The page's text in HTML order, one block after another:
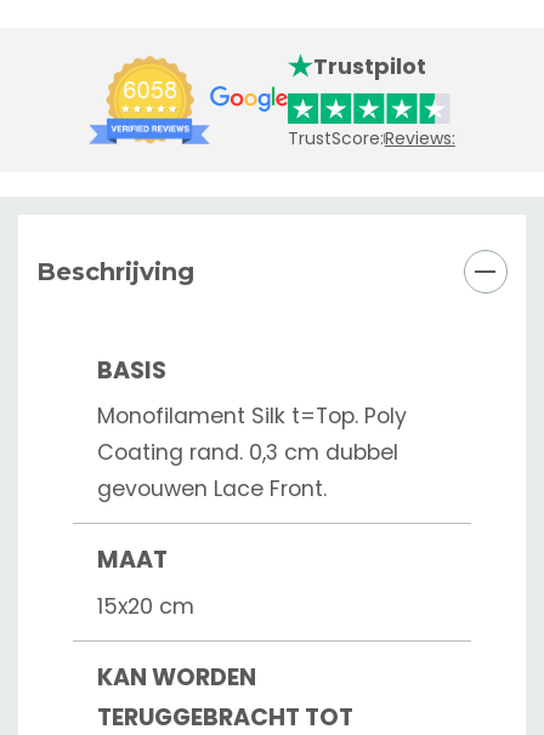
Trustpilot
TrustScore:Reviews:
Beschrijving
BASIS
Monofilament Silk t=Top. Poly
Coating rand. 0,3 cm dubbel
gevouwen Lace Front.
MAAT
15x20 cm
KAN WORDEN
TERUGGEBRACHT TOT